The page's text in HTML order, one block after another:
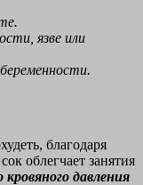
язве или
благодаря
облегчает занятия
давления